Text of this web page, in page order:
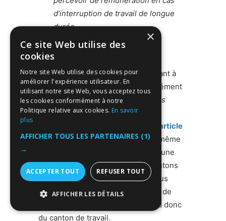
d’interruption de travail de longue
durée.
Allocations familiales
L’employé a droit pour chaque enfant à
des allocations familiales conformément
à laLoi sur les allocations familiales
(LAFam)et aux réglementations
voir notre article
sur les allocations familiales ). Le même
enfant ne donne pas droit à plus d’une
allocation du même genre. Les cantons
peuvent prévoir des allocations plus
élevées que laLAFam , le montant de
l’allocation familiale suisse dépend donc
du canton de travail.
×
Ce site Web utilise des
cookies
Notre site Web utilise des cookies pour
améliorer l'expérience utilisateur. En
utilisant notre site Web, vous acceptez tous
les cookies conformément à notre
Politique relative aux cookies. En savoir
plus
AFFICHER TOUS LES PARTENAIRES (1)
→
ACCEPTER TOUT REFUSER TOUT
AFFICHER LES DÉTAILS
STRICTEMENT NÉCESSAIRES